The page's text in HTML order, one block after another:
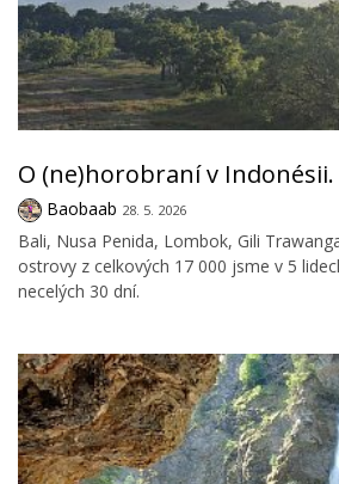
O (ne)horobraní v Indonésii.
Baobaab 28. 5. 2026
Bali, Nusa Penida, Lombok, Gili
ostrovy z celkových 17 000 jsme v 5
necelých 30 dní.